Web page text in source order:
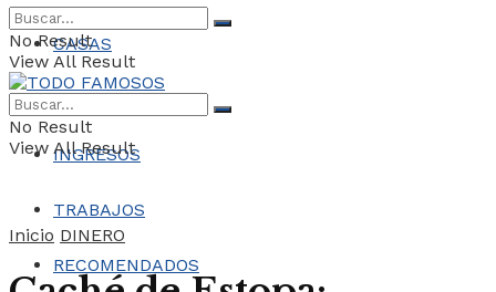
CASAS
COCHES
INGRESOS
TRABAJOS
RECOMENDADOS
No Result
View All Result
No Result
View All Result
Inicio DINERO